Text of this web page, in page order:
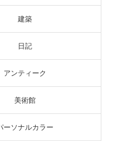
建築
日記
アンティーク
美術館
ーソナルカラー